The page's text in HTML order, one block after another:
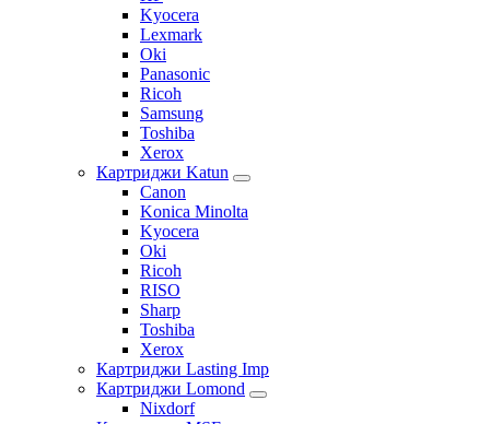
Kyocera
Lexmark
Oki
Panasonic
Ricoh
Samsung
Toshiba
Xerox
Картриджи Katun
Canon
Konica Minolta
Kyocera
Oki
Ricoh
RISO
Sharp
Toshiba
Xerox
Картриджи Lasting Imp
Картриджи Lomond
Nixdorf